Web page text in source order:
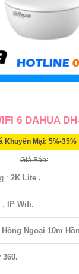
6 DAHUA
Khuyến Mại: 5%-35%
Giá Bán:
: 2K Lite .
: IP Wifi.
Hồng Ngoại 10m
360.